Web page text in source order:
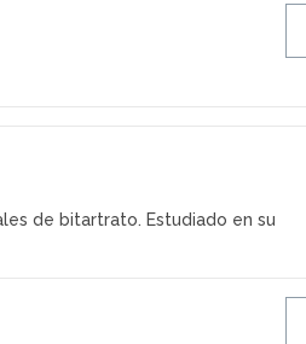
de bitartrato. Estudiado en su